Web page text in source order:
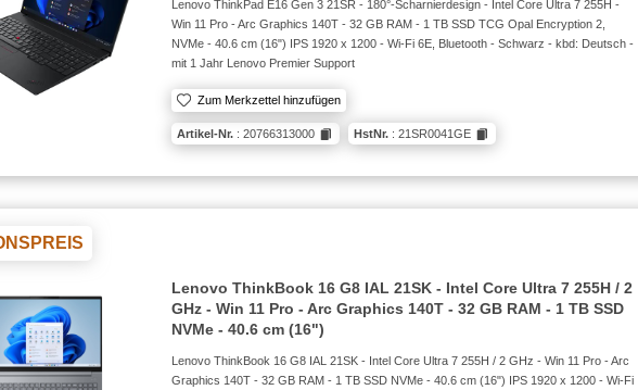
Lenovo ThinkPad E16 Gen 3 21SR - 180°-Scharnierdesign - Intel Core Ultra 7 255H -
Win 11 Pro - Arc Graphics 140T - 32 GB RAM - 1 TB SSD TCG Opal Encryption 2,
NVMe - 40.6 cm (16") IPS 1920 x 1200 - Wi-Fi 6E, Bluetooth - Schwarz - kbd: Deutsch -
mit 1 Jahr Lenovo Premier Support
Zum Merkzettel hinzufügen
Artikel-Nr. : 20766313000 HstNr. : 21SR0041GE
Lenovo ThinkBook 16 G8 IAL 21SK - Intel Core Ultra 7 255H / 2
GHz - Win 11 Pro - Arc Graphics 140T - 32 GB RAM - 1 TB SSD
NVMe - 40.6 cm (16")
Lenovo ThinkBook 16 G8 IAL 21SK - Intel Core Ultra 7 255H / 2 GHz - Win 11 Pro - Arc
Graphics 140T - 32 GB RAM - 1 TB SSD NVMe - 40.6 cm (16") IPS 1920 x 1200 - Wi-Fi